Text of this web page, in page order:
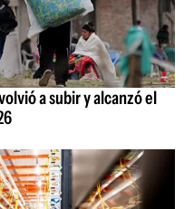
a subir y alcanzó el